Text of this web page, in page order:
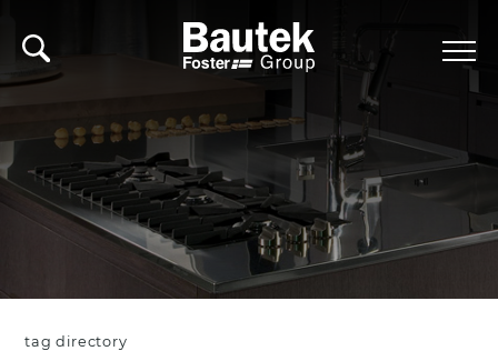
tag directory